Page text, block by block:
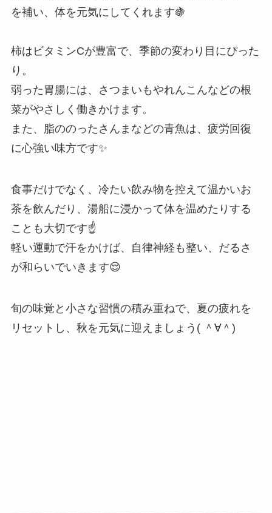
を補い、体を元気にしてくれます🍇
柿はビタミンCが豊富で、季節の変わり目にぴった
り。
弱った胃腸には、さつまいもやれんこんなどの根
菜がやさしく働きかけます。
また、脂ののったさんまなどの青魚は、疲労回復
に心強い味方です✨
食事だけでなく、冷たい飲み物を控えて温かいお
茶を飲んだり、湯船に浸かって体を温めたりする
ことも大切です☝️
軽い運動で汗をかけば、自律神経も整い、だるさ
が和らいでいきます😌
旬の味覚と小さな習慣の積み重ねで、夏の疲れを
リセットし、秋を元気に迎えましょう( ＾∀＾)